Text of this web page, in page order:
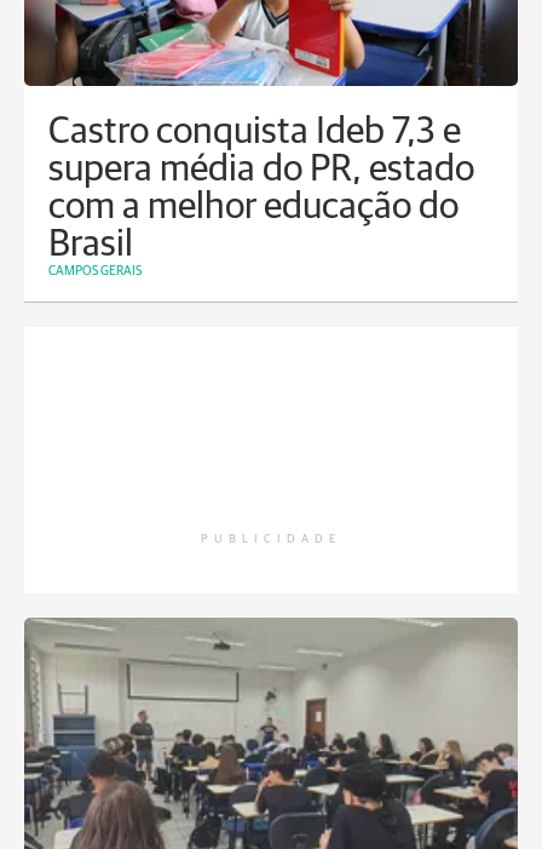
Castro conquista Ideb 7,3 e
supera média do PR, estado
com a melhor educação do
Brasil
CAMPOS GERAIS
PUBLICIDADE